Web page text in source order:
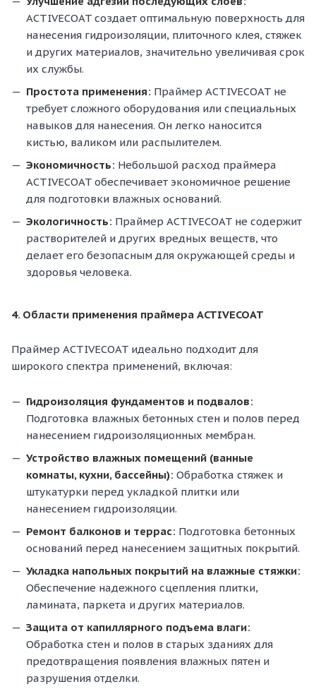
ACTIVECOAT создает оптимальную поверхность для
нанесения гидроизоляции, плиточного клея, стяжек
и других материалов, значительно увеличивая срок
их службы.
Простота применения: Праймер ACTIVECOAT не
требует сложного оборудования или специальных
навыков для нанесения. Он легко наносится
кистью, валиком или распылителем.
Экономичность: Небольшой расход праймера
ACTIVECOAT обеспечивает экономичное решение
для подготовки влажных оснований.
Экологичность: Праймер ACTIVECOAT не содержит
растворителей и других вредных веществ, что
делает его безопасным для окружающей среды и
здоровья человека.
4. Области применения праймера ACTIVECOAT
Праймер ACTIVECOAT идеально подходит для
широкого спектра применений, включая:
Гидроизоляция фундаментов и подвалов:
Подготовка влажных бетонных стен и полов перед
нанесением гидроизоляционных мембран.
Устройство влажных помещений (ванные
комнаты, кухни, бассейны): Обработка стяжек и
штукатурки перед укладкой плитки или
нанесением гидроизоляции.
Ремонт балконов и террас: Подготовка бетонных
оснований перед нанесением защитных покрытий.
Укладка напольных покрытий на влажные стяжки:
Обеспечение надежного сцепления плитки,
ламината, паркета и других материалов.
Защита от капиллярного подъема влаги:
Обработка стен и полов в старых зданиях для
предотвращения появления влажных пятен и
разрушения отделки.